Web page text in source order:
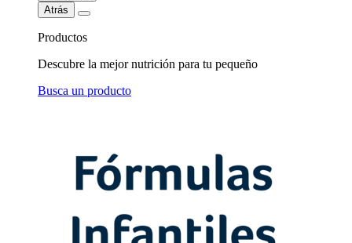
Atrás
Productos
Descubre la mejor nutrición para tu pequeño
Busca un producto